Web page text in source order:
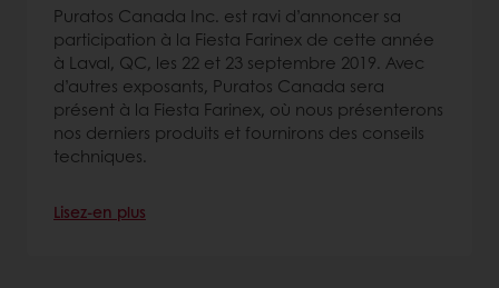
Puratos Canada Inc. est ravi d’annoncer sa
participation à la Fiesta Farinex de cette année
à Laval, QC, les 22 et 23 septembre 2019. Avec
d’autres exposants, Puratos Canada sera
présent à la Fiesta Farinex, où nous présenterons
nos derniers produits et fournirons des conseils
techniques.
Lisez-en plus